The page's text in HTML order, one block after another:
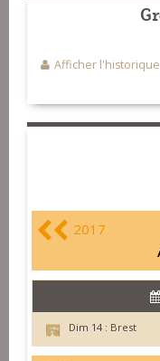
Afficher
2017
Dim 14 : Brest